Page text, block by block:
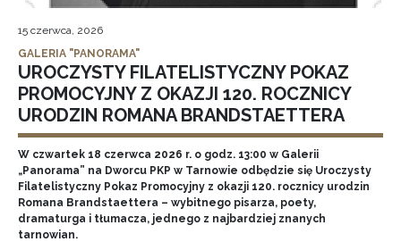
15 czerwca, 2026
GALERIA "PANORAMA"
UROCZYSTY FILATELISTYCZNY POKAZ
PROMOCYJNY Z OKAZJI 120. ROCZNICY
URODZIN ROMANA BRANDSTAETTERA
W czwartek 18 czerwca 2026 r. o godz. 13:00 w Galerii
„Panorama” na Dworcu PKP w Tarnowie odbędzie się Uroczysty
Filatelistyczny Pokaz Promocyjny z okazji 120. rocznicy urodzin
Romana Brandstaettera – wybitnego pisarza, poety,
dramaturga i tłumacza, jednego z najbardziej znanych
tarnowian.